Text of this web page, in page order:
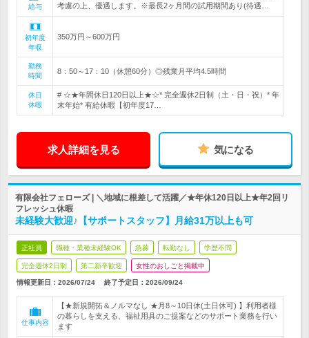
給与
考慮の上、優遇します。※最長2ヶ月間の試用期間あり(待遇…
初年度
年収
350万円～600万円
勤務
時間
8：50～17：10（休憩60分）◎残業月平均4.5時間
休日
休暇
# ☆★年間休日120日以上★☆* 完全週休2日制（土・日・祝）* 年
末年始* 有給休暇【初年度17…
求人詳細を見る 気になる
有限会社フェローズ | ＼地域に根差して活躍／★年休120日以上★年2回リ
フレッシュ休暇
未経験大歓迎♪【サポートスタッフ】月給31万以上も可
正社員 職種・業種未経験OK 急募 転勤なし 学歴不問
完全週休2日制 第二新卒歓迎 女性のおしごと掲載中
情報更新日：2026/07/24 終了予定日： 2026/09/24
仕事内容
【★新規開拓＆ノルマなし ★月8～10日休(土日休可) 】利用者様
の暮らしを支える、福祉用具のご提案などのサポート業務を行い
ます